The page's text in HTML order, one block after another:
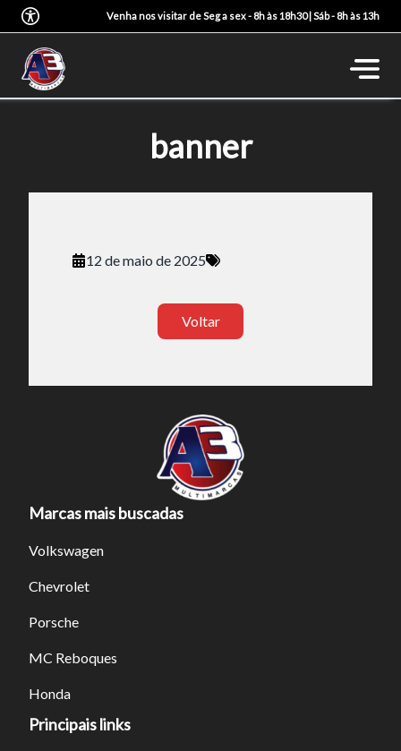
Tamanho do texto
atalhos Ctrl+ (para aumentar) e Ctrl- (para diminuir) no seu
Venha nos visitar de Seg a sex - 8h às 18h30 | Sáb - 8h às 13h
banner
12 de maio de 2025
Voltar
Marcas mais buscadas
Volkswagen
Chevrolet
Porsche
MC Reboques
Honda
Principais links